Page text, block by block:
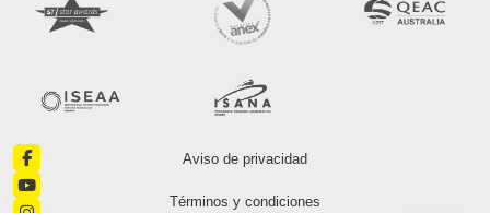
Aviso de privacidad
Términos y condiciones